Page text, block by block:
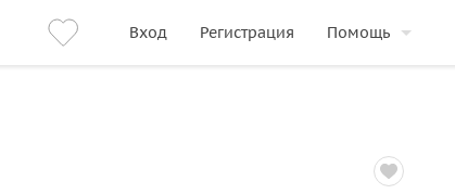
Вход Регистрация Помощь